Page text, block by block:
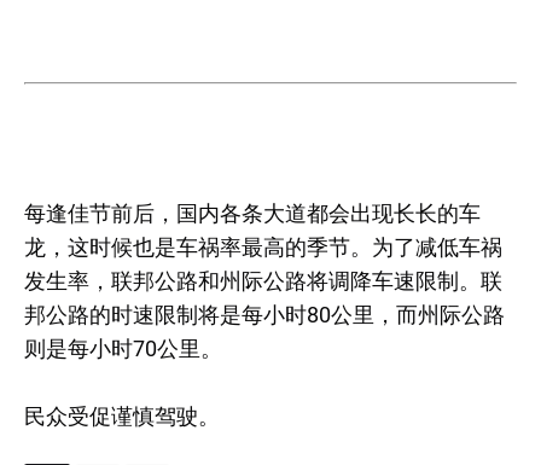
每逢佳节前后，国内各条大道都会出现长长的车
龙，这时候也是车祸率最高的季节。为了减低车祸
发生率，联邦公路和州际公路将调降车速限制。联
邦公路的时速限制将是每小时80公里，而州际公路
则是每小时70公里。
民众受促谨慎驾驶。